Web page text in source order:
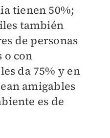
tienen 50%;
también
de personas
o con
da 75% y en
amigables
es de